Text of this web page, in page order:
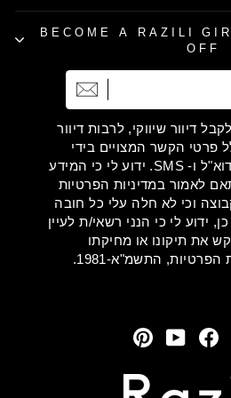
BECOME A RAZILI
OFF
דיוור שיווקי, לרבות דיוור
פרטי הקשר המצויים בידי
החברה ובכלל זה דוא"ל ו- SMS. ידוע לי כי המידע
לאמור במדיניות הפרטיות
וכי לא חלה עלי כל חובה
ידוע לי כי הנני רשאי/ת לעיין
את תיקונו או מחיקתו
התשמ"א-1981.
Facebook
YouTube
Pinterest